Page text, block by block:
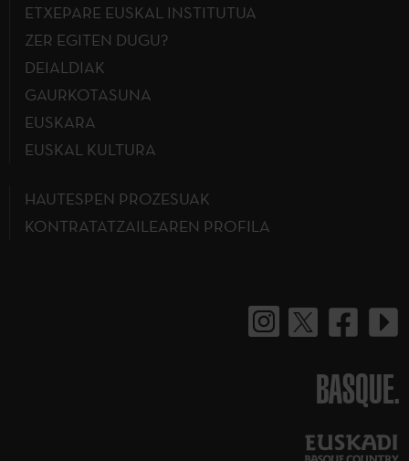
ETXEPARE EUSKAL INSTITUTUA
ZER EGITEN DUGU?
DEIALDIAK
GAURKOTASUNA
EUSKARA
EUSKAL KULTURA
HAUTESPEN PROZESUAK
KONTRATATZAILEAREN PROFILA
BASQUE.